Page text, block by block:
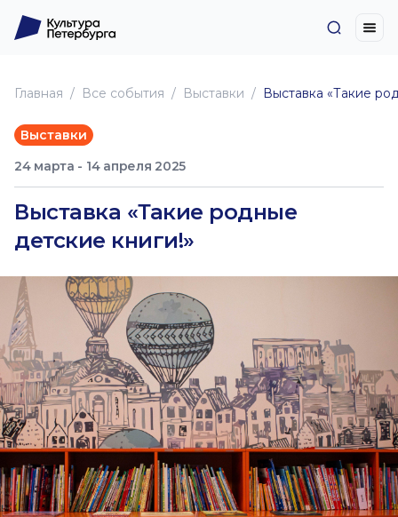
Главная Все события Выставки Выставка «Такие
Выставки
24 марта - 14 апреля 2025
Выставка «Такие родные
детские книги!»